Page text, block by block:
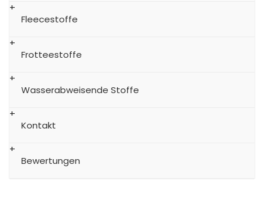
Fleecestoffe
Frotteestoffe
Wasserabweisende Stoffe
Kontakt
Bewertungen